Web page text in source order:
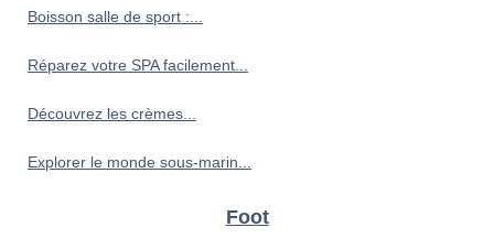
Boisson salle de sport :...
Réparez votre SPA facilement...
Découvrez les crèmes...
Explorer le monde sous-marin...
Foot